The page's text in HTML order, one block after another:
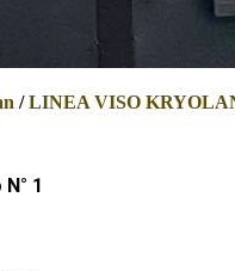
/LINEA VISO
1